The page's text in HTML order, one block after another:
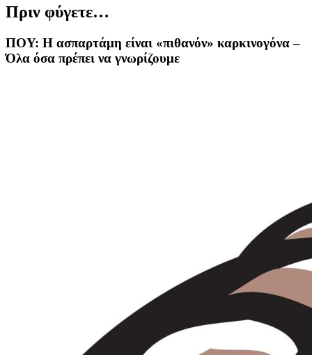
Πριν φύγετε…
ΠΟΥ: Η ασπαρτάμη είναι «πιθανόν» καρκινογόνα –
Όλα όσα πρέπει να γνωρίζουμε